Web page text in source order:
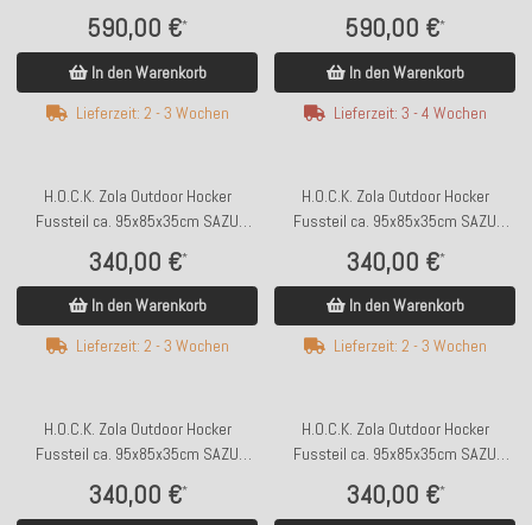
65cm) SAZU Lime-Green
590,00 €*
In den Warenkorb
Lieferzeit: 2 - 3 Wochen
65cm) SAZU Orange
590,00 €*
In den Warenkorb
Lieferzeit: 3 - 4 Wochen
H.O.C.K. Zola Outdoor Hocker
Fussteil ca. 95x85x35cm SAZU
340,00 €*
In den Warenkorb
Lieferzeit: 2 - 3 Wochen
H.O.C.K. Zola Outdoor Hocker
Fussteil ca. 95x85x35cm SAZU
340,00 €*
In den Warenkorb
Lieferzeit: 2 - 3 Wochen
H.O.C.K. Zola Outdoor Hocker
Fussteil ca. 95x85x35cm SAZU
340,00 €*
H.O.C.K. Zola Outdoor Hocker
Fussteil ca. 95x85x35cm SAZU
340,00 €*